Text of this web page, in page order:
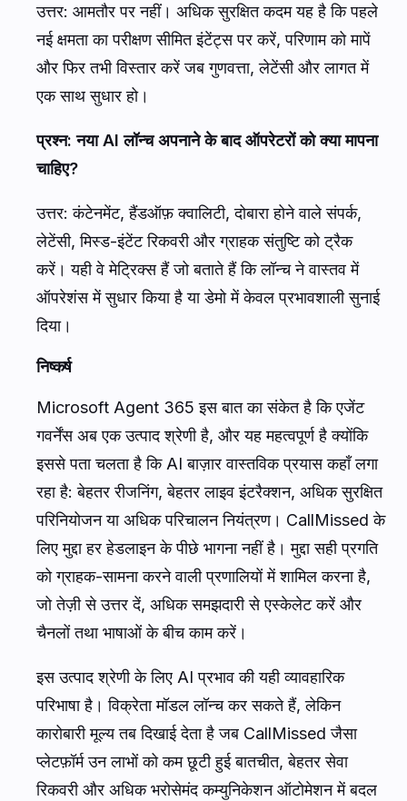
उत्तर: आमतौर पर नहीं। अधिक सुरक्षित कदम यह है कि पहले
नई क्षमता का परीक्षण सीमित इंटेंट्स पर करें, परिणाम को मापें
और फिर तभी विस्तार करें जब गुणवत्ता, लेटेंसी और लागत में
एक साथ सुधार हो।
प्रश्न: नया AI लॉन्च अपनाने के बाद ऑपरेटरों को क्या मापना
चाहिए?
उत्तर: कंटेनमेंट, हैंडऑफ़ क्वालिटी, दोबारा होने वाले संपर्क,
लेटेंसी, मिस्ड-इंटेंट रिकवरी और ग्राहक संतुष्टि को ट्रैक
करें। यही वे मेट्रिक्स हैं जो बताते हैं कि लॉन्च ने वास्तव में
ऑपरेशंस में सुधार किया है या डेमो में केवल प्रभावशाली सुनाई
दिया।
निष्कर्ष
Microsoft Agent 365 इस बात का संकेत है कि एजेंट
गवर्नेंस अब एक उत्पाद श्रेणी है, और यह महत्वपूर्ण है क्योंकि
इससे पता चलता है कि AI बाज़ार वास्तविक प्रयास कहाँ लगा
रहा है: बेहतर रीजनिंग, बेहतर लाइव इंटरैक्शन, अधिक सुरक्षित
परिनियोजन या अधिक परिचालन नियंत्रण। CallMissed के
लिए मुद्दा हर हेडलाइन के पीछे भागना नहीं है। मुद्दा सही प्रगति
को ग्राहक-सामना करने वाली प्रणालियों में शामिल करना है,
जो तेज़ी से उत्तर दें, अधिक समझदारी से एस्केलेट करें और
चैनलों तथा भाषाओं के बीच काम करें।
इस उत्पाद श्रेणी के लिए AI प्रभाव की यही व्यावहारिक
परिभाषा है। विक्रेता मॉडल लॉन्च कर सकते हैं, लेकिन
कारोबारी मूल्य तब दिखाई देता है जब CallMissed जैसा
प्लेटफ़ॉर्म उन लाभों को कम छूटी हुई बातचीत, बेहतर सेवा
रिकवरी और अधिक भरोसेमंद कम्युनिकेशन ऑटोमेशन में बदल